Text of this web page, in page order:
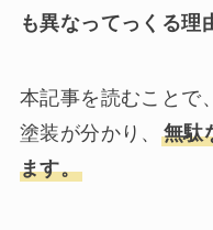
も異なってっくる理
本記事を読むことで
塗装が分かり、 無駄
ます。